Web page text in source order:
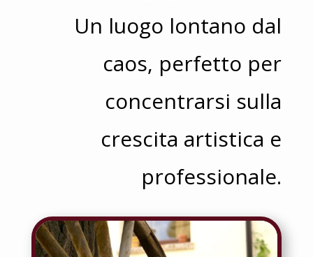
Un luogo lontano dal
caos, perfetto per
concentrarsi sulla
crescita artistica e
professionale.